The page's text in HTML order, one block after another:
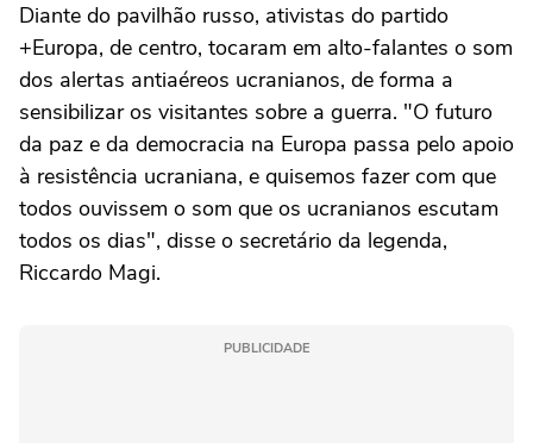
Diante do pavilhão russo, ativistas do partido
+Europa, de centro, tocaram em alto-falantes o som
dos alertas antiaéreos ucranianos, de forma a
sensibilizar os visitantes sobre a guerra. "O futuro
da paz e da democracia na Europa passa pelo apoio
à resistência ucraniana, e quisemos fazer com que
todos ouvissem o som que os ucranianos escutam
todos os dias", disse o secretário da legenda,
Riccardo Magi.
PUBLICIDADE